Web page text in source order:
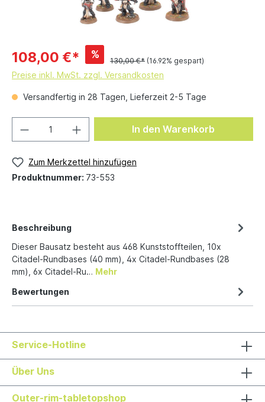
108,00 €* %
130,00 €* (16.92% gespart)
Preise inkl. MwSt. zzgl. Versandkosten
Versandfertig in 28 Tagen, Lieferzeit 2-5 Tage
In den Warenkorb
Zum Merkzettel hinzufügen
Produktnummer: 73-553
Beschreibung
Dieser Bausatz besteht aus 468 Kunststoffteilen, 10x
Citadel-Rundbases (40 mm), 4x Citadel-Rundbases (28
mm), 6x Citadel-Ru… Mehr
Bewertungen
Service-Hotline
Über Uns
Outer-rim-tabletopshop